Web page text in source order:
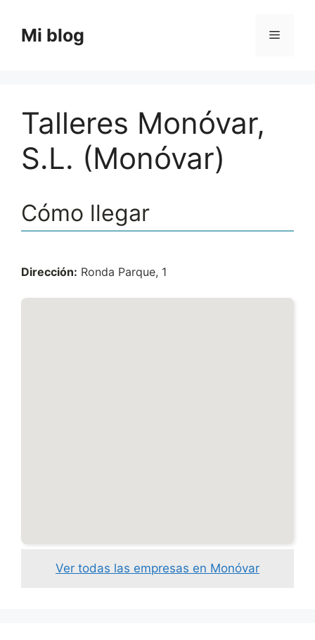
contenido
Mi blog Menú
Talleres Monóvar,
S.L. (Monóvar)
Cómo llegar
Dirección: Ronda Parque, 1
Ver todas las empresas en Monóvar